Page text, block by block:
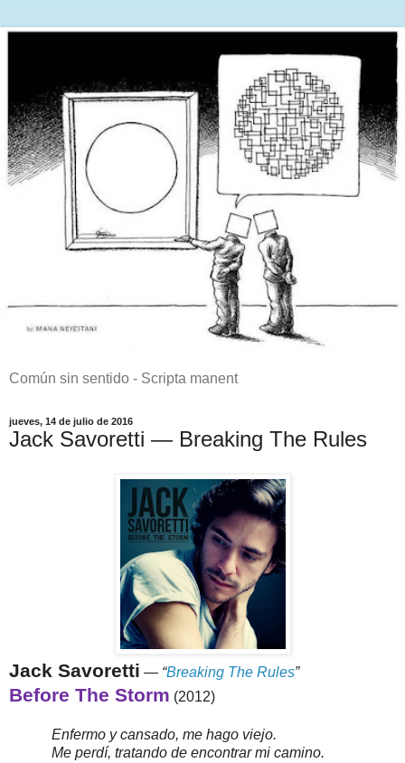
Común sin sentido - Scripta manent
jueves, 14 de julio de 2016
Jack Savoretti — Breaking The Rules
Jack Savoretti — “Breaking The Rules”
Before The Storm (2012)
Enfermo y cansado, me hago viejo.
Me perdí, tratando de encontrar mi camino.